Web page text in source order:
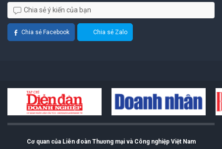
Chia sẻ ý kiến của bạn
Chia sẻ Facebook Chia sẻ Zalo
Cơ quan của Liên đoàn Thương mại và Công nghiệp Việt Nam